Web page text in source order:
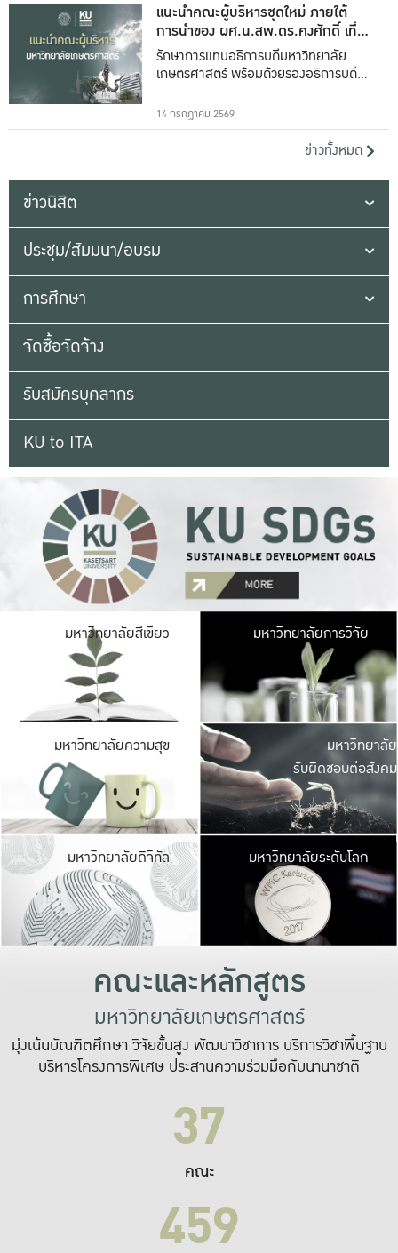
แนะนำคณะผู้บริหารชุดใหม่ ภายใต้
การนำของ ผศ.น.สพ.ดร.คงศักดิ์ เที่ยง
ธรรม
รักษาการแทนอธิการบดีมหาวิทยาลัย
เกษตรศาสตร์ พร้อมด้วยรองอธิการบดีทั้ง
14 กรกฎาคม 2569
ข่าวทั้งหมด
ข่าวนิสิต
ประชุม/สัมมนา/อบรม
การศึกษา
จัดซื้อจัดจ้าง
รับสมัครบุคลากร
KU to ITA
มหาวิทยาลัยสีเขียว มหาวิ
มีพื้นที่เขียวสดใส
เป็นป่าในเมือง เกษต
มหาวิทยาลัยการวิจัย
มหาวิทยาลัยความสุข มหาวิ
ค
เปิดประ
และพบเรื่องราวใ
มหาวิทยาลัย
รับผิดชอบต่อสังคม
มหาวิทยาลัยดิจิทัล มหาวิ
เปลี่ยนแปลง แล
เพื่อทำง
ระบบสารสนเทศ
มหาวิทยาลัยระดับโลก
คณะและหลักสูตร
มหาวิทยาลัยเกษตรศาสตร์
มุ่งเน้นบัณฑิตศึกษา วิจัยขั้นสูง พัฒนาวิชาการ บริการวิชาพื้นฐาน
บริหารโครงการพิเศษ ประสานความร่วมมือกับนานาชาติ
37
คณะ
459